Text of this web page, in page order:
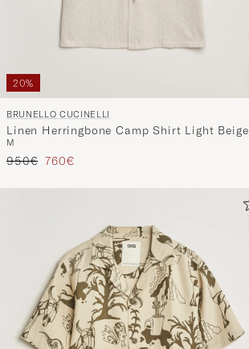
20%
BRUNELLO CUCINELLI
Linen Herringbone Camp Shirt Light Beige
M
Tavallinen hinta
950€ Alennettu hinta
760€